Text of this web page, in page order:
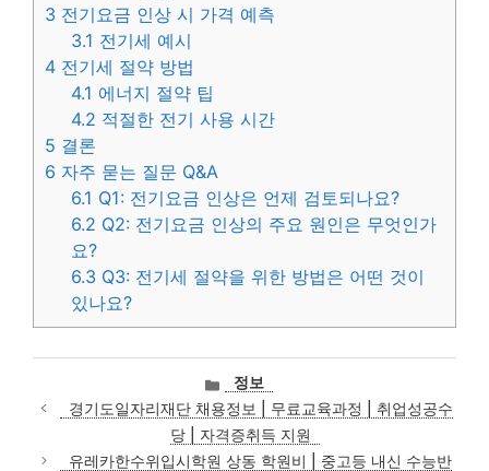
3 전기요금 인상 시 가격 예측
3.1 전기세 예시
4 전기세 절약 방법
4.1 에너지 절약 팁
4.2 적절한 전기 사용 시간
5 결론
6 자주 묻는 질문 Q&A
6.1 Q1: 전기요금 인상은 언제 검토되나요?
6.2 Q2: 전기요금 인상의 주요 원인은 무엇인가
요?
6.3 Q3: 전기세 절약을 위한 방법은 어떤 것이
있나요?
카
테
고
리
정보
경기도일자리재단 채용정보 | 무료교육과정 | 취업성공수
당 | 자격증취득 지원
유레카한수위입시학원 상동 학원비 | 중고등 내신 수능반